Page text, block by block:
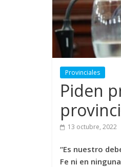
Provinciales
Piden
13 octubre, 2022
“Es nuestro
Fe ni en